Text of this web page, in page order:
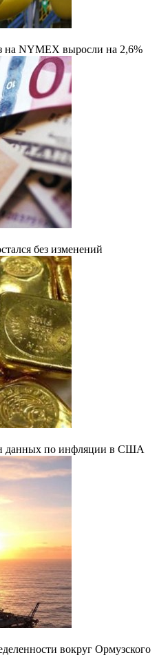
на NYMEX выросли на 2,6%
без изменений
данных по инфляции в США
вокруг Ормузского